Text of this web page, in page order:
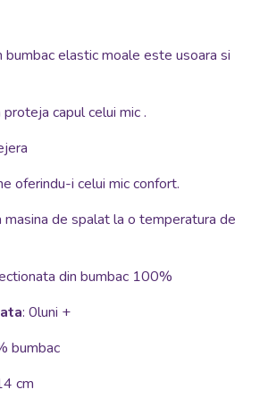
elastic moale este usoara si
capul celui mic .
oferindu-i celui mic confort.
de spalat la o temperatura de
din bumbac 100%
: 0luni +
bumbac
cm